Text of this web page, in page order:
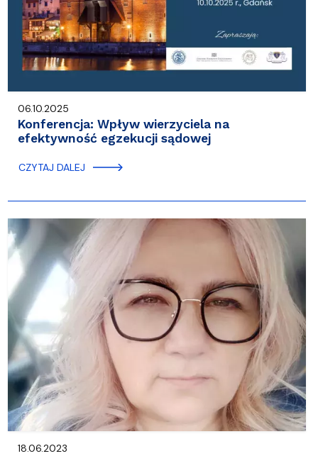
06.10.2025
Konferencja: Wpływ wierzyciela na
efektywność egzekucji sądowej
CZYTAJ DALEJ
18.06.2023